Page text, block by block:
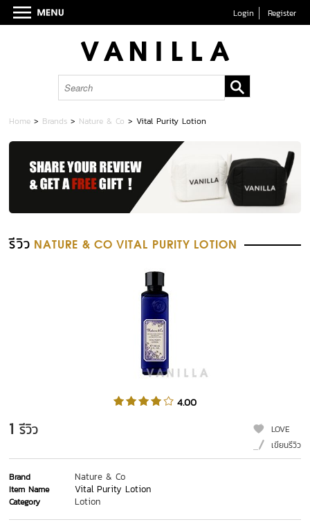
Login Register
Home > Brands > Nature & Co >Vital Purity Lotion
รีวิว NATURE & CO VITAL PURITY LOTION
4.00
1 รีวิว
LOVE
เขียนรีวิว
Brand Nature & Co
Item Name Vital Purity Lotion
Category Lotion